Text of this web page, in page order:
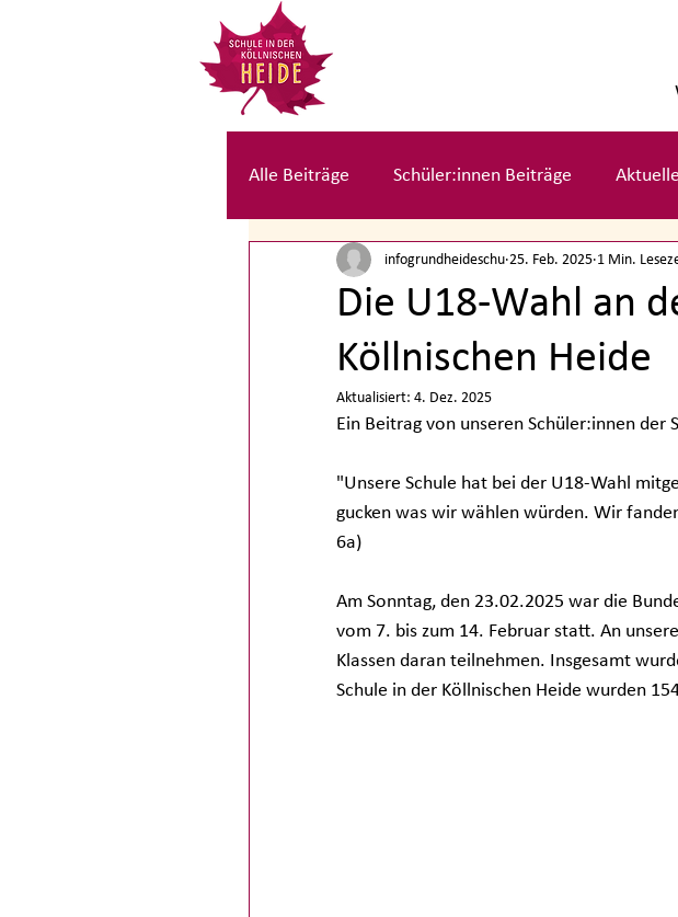
Alle Beiträge Schüler:innen Beiträge
Kolleg:innen Beiträge
Die U18-Wahl an
Köllnischen Heide
infogrundheideschu 25. Feb. 2025 1 Min.
Aktualisiert: 4. Dez. 2025
Ein Beitrag von unseren Schüler:innen der
"Unsere Schule hat bei der U18-Wahl
gucken was wir wählen würden. Wir
6a)
Am Sonntag, den 23.02.2025 war die
vom 7. bis zum 14. Februar statt. An
Klassen daran teilnehmen. Insgesamt
Schule in der Köllnischen Heide wurden